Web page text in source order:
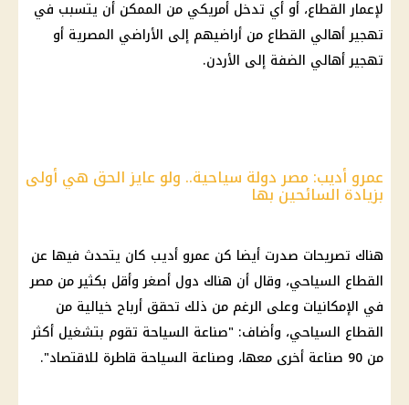
لإعمار القطاع، أو أي تدخل أمريكي من الممكن أن يتسبب في
تهجير أهالي القطاع من أراضيهم إلى الأراضي المصرية أو
تهجير أهالي الضفة إلى الأردن.
عمرو أديب: مصر دولة سياحية.. ولو عايز الحق هي أولى
بزيادة السائحين بها
هناك تصريحات صدرت أيضا كن عمرو أديب كان يتحدث فيها عن
القطاع السياحي، وقال أن هناك دول أصغر وأقل بكثير من مصر
في الإمكانيات وعلى الرغم من ذلك تحقق أرباح خيالية من
القطاع السياحي، وأضاف: "صناعة السياحة تقوم بتشغيل أكثر
من 90 صناعة أخرى معها، وصناعة السياحة قاطرة للاقتصاد".